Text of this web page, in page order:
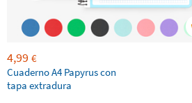
4,99 €
Cuaderno A4 Papyrus con
tapa extradura